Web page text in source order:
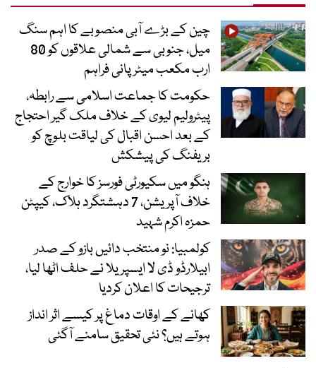
چین کے بڑے آبی منصوبے کا اہم سنگ
میل، جنوبی سے شمالی علاقوں کو 80
ارب مکعب میٹر پانی فراہم
حکومت کا جماعت اسلامی سے رابطہ،
پیٹرولیم لیوی کے خلاف ملک گیر احتجاج
کے بعد احسن اقبال کی لیاقت بلوچ کو
بریفنگ کی پیشکش
ہنگو میں سکیورٹی فورسز کا خوارج کے
خلاف آپریشن، 7 دہشتگرد ہلاک، کیپٹن
حمزہ اکرم شہید
کولمبیا: نو منتخب دائیں بازو کے صدر
ابیلارڈو ڈی لا ایسپریلا نے حلف اٹھا لیا،
ترجیحات کا اعلان کردیا
کھانے کے اوقات دماغ پر کیسے اثر انداز
ہوتے ہیں؟ نئی تحقیق سامنے آگئی